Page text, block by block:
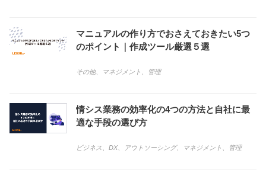
マニュアルの作り方でおさえておきたい5つ
のポイント｜作成ツール厳選５選
その他、 マネジメント 管理
情シス業務の効率化の4つの方法と自社に最
適な手段の選び方
ビジネス DX、 アウトソーシング、 マネジメント 管理